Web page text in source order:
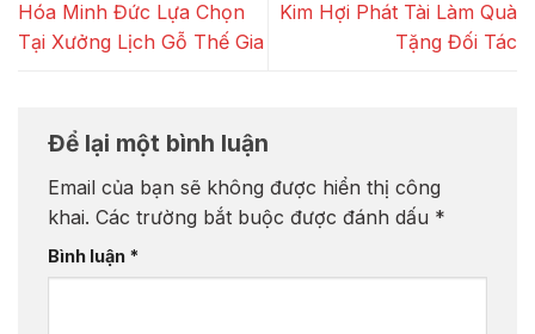
Hóa Minh Đức Lựa Chọn
Tại Xưởng Lịch Gỗ Thế Gia
Kim Hợi Phát Tài Làm Quà
Tặng Đối Tác
Để lại một bình luận
Email của bạn sẽ không được hiển thị công
khai. Các trường bắt buộc được đánh dấu *
Bình luận *